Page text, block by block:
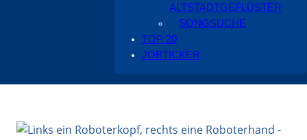
ALTSTADTGEFLÜSTER
SONGSUCHE
TOP 20
JOBTICKER